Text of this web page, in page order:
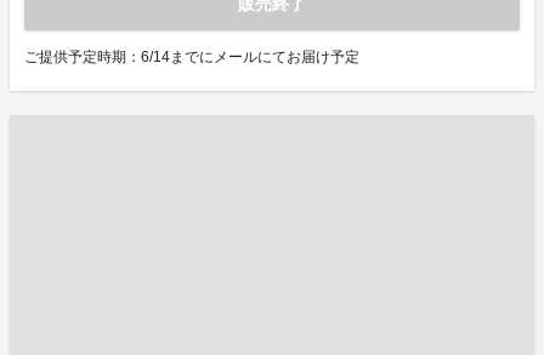
ご提供予定時期：6/14までにメールにてお届け予定